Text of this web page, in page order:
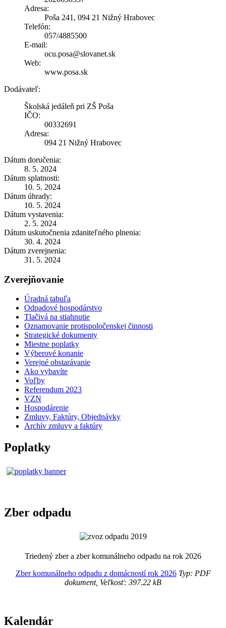
Adresa:
Poša 241, 094 21 Nižný Hrabovec
Telefón:
057/4885500
E-mail:
ocu.posa@slovanet.sk
Web:
www.posa.sk
Dodávateľ:
Školská jedáleň pri ZŠ Poša
IČO:
00332691
Adresa:
094 21 Nižný Hrabovec
Dátum doručenia:
8. 5. 2024
Dátum splatnosti:
10. 5. 2024
Dátum úhrady:
10. 5. 2024
Dátum vystavenia:
2. 5. 2024
Dátum uskutočnenia zdaniteľného plnenia:
30. 4. 2024
Dátum zverejnenia:
31. 5. 2024
Zverejňovanie
Úradná tabuľa
Odpadové hospodárstvo
Tlačivá na stiahnutie
Oznamovanie protispoločenskej činnosti
Strategické dokumenty
Miestne poplatky
Výberové konanie
Verejné obstarávanie
Ako vybavíte
Voľby
Referendum 2023
VZN
Hospodárenie
Zmluvy, Faktúry, Objednávky
Archív zmluvy a faktúry
Poplatky
Zber odpadu
Triedený zber a zber komunálneho odpadu na rok 2026
Zber komunálneho odpadu z domácností rok 2026Typ: PDF
dokument, Veľkosť: 397.22 kB
Kalendár